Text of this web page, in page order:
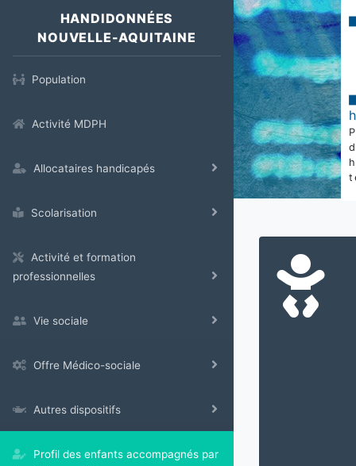
HANDIDONNÉES
NOUVELLE-AQUITAINE
Population
Activité MDPH
Allocataires handicapés
Scolarisation
Activité et formation
professionnelles
Vie sociale
Offre Médico-sociale
Autres dispositifs
Profil des enfants accompagnés par